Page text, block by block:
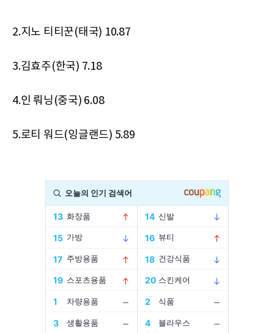
2.지노 티티꾼(태국) 10.87
3.김효주(한국) 7.18
4.인 뤄닝(중국) 6.08
5.로티 워드(잉글랜드) 5.89